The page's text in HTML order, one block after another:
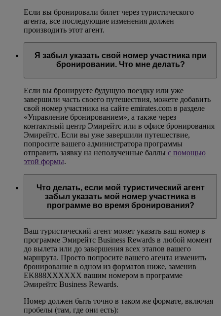
Если вы бронировали билет через туристического
агента, все последующие изменения должен
производить этот агент.
Я забыл указать свой номер участника при
бронировании. Что мне делать?
Если вы бронируете будущую поездку или уже
завершили часть своего путешествия, можете добавить
свой номер участника на сайте emirates.com в разделе
«Управление бронированием», а также через
контактный центр Эмирейтс или в офисе бронирования
Эмирейтс. Если вы уже завершили путешествие,
попросите вашего администратора программы
отправить заявку на неполученные баллы с помощью
этой формы.
Что делать, если мой туристический агент
забыл указать мой номер участника в
программе во время бронирования?
Ваш туристический агент может указать ваш номер в
программе Эмирейтс Business Rewards в любой момент
до вылета или до завершения всех этапов вашего
маршрута. Просто попросите вашего агента изменить
бронирование в одном из форматов ниже, заменив
EK888XXXXXX вашим номером в программе
Эмирейтс Business Rewards.
Номер должен быть точно в таком же формате, включая
пробелы (там, где они есть):